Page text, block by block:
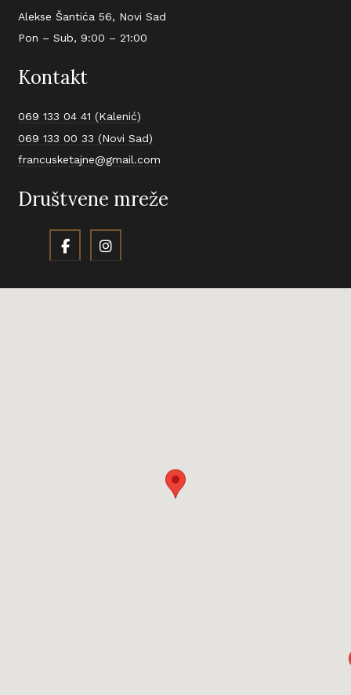
Alekse Šantića 56, Novi Sad
Pon – Sub, 9:00 – 21:00
Kontakt
069 133 04 41 (Kalenić)
069 133 00 33 (Novi Sad)
francusketajne@gmail.com
Društvene mreže